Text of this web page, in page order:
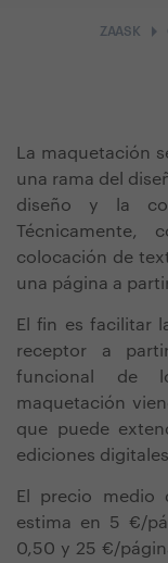
ZAASK arrow_right
La maquetación
una rama del
diseño y la
Técnicamente,
colocación de
una página a
El fin es facilitar
receptor a
funcional de
maquetación
que puede
ediciones
El precio medio
estima en 5 €/
0,50 y 25 €/